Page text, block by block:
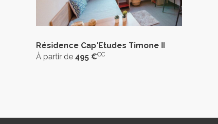
Résidence Cap'Etudes Timone II
À partir de 495 €CC